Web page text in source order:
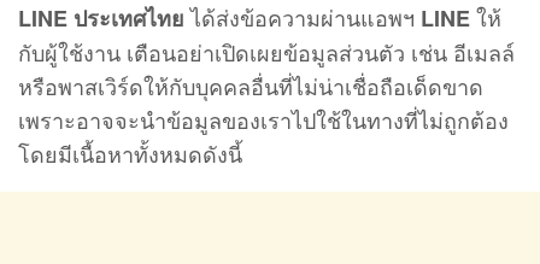
LINE ประเทศไทยได้ส่งข้อความผ่านแอพฯ LINEให้
กับผู้ใช้งาน เตือนอย่าเปิดเผยข้อมูลส่วนตัว เช่น อีเมลล์
หรือพาสเวิร์ดให้กับบุคคลอื่นที่ไม่น่าเชื่อถือเด็ดขาด
เพราะอาจจะนำข้อมูลของเราไปใช้ในทางที่ไม่ถูกต้อง
โดยมีเนื้อหาทั้งหมดดังนี้